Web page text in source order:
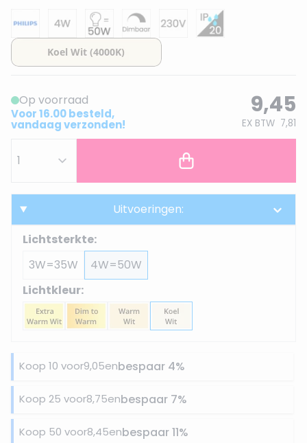
Op voorraad
Voor 16.00 besteld,
vandaag verzonden!
9,45
EX BTW 7,81
Uitvoeringen:
Lichtsterkte:
3W=35W
4W=50W
Lichtkleur:
Koop 10 voor9,05enbespaar 4%
Koop 25 voor8,75enbespaar 7%
Koop 50 voor8,45enbespaar11%